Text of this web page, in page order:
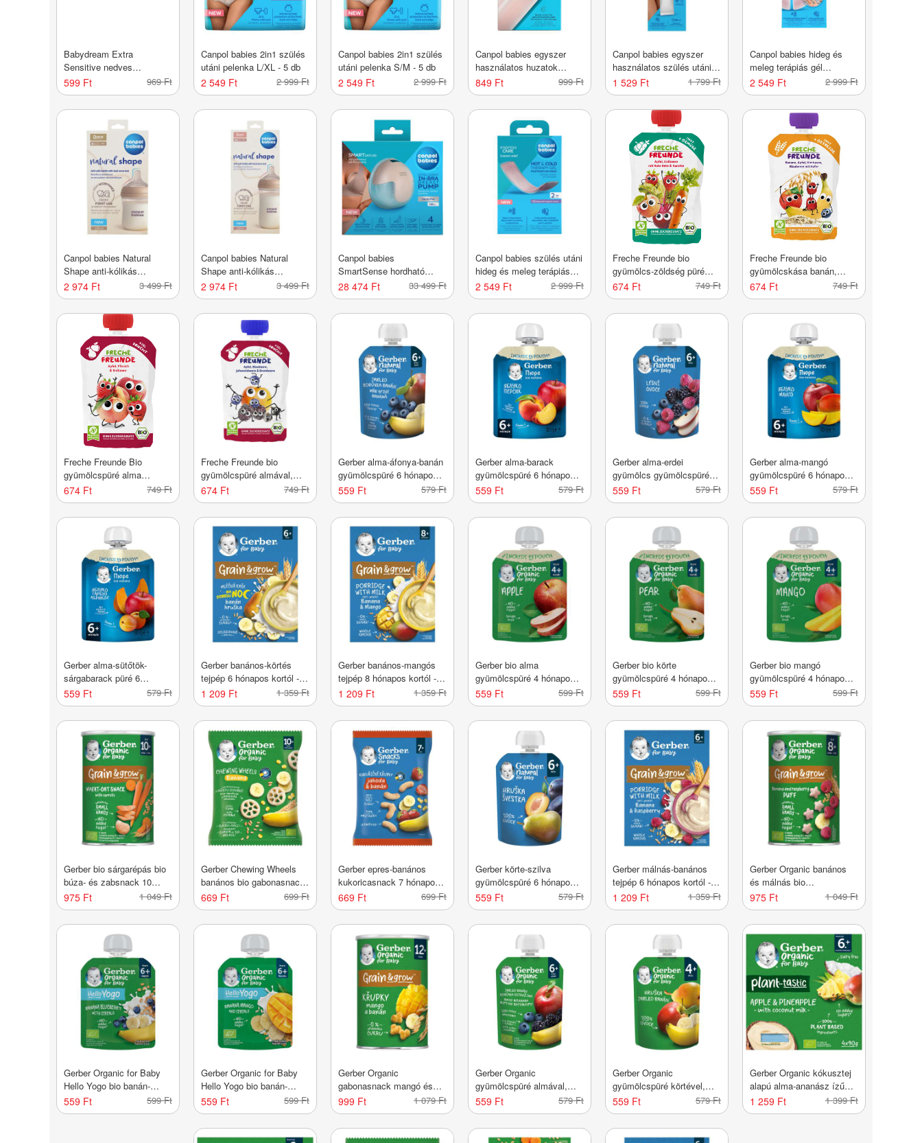
Babydream Extra
Sensitive nedves
törlőkendő - 80 db
599 Ft 969 Ft
Canpol babies 2in1 szülés
utáni pelenka L/XL - 5 db
2 549 Ft 2 999 Ft
Canpol babies 2in1 szülés
utáni pelenka S/M - 5 db
2 549 Ft 2 999 Ft
Canpol babies egyszer
használatos huzatok
szülés utáni gélbetéthez -
12 db
849 Ft 999 Ft
Canpol babies egyszer
használatos szülés utáni
hűsítő betét - 1 db
1 529 Ft 1 799 Ft
Canpol babies hideg és
meleg terápiás gél
mellpárna - 2 db
2 549 Ft 2 999 Ft
Canpol babies Natural
Shape anti-kólikás
cumisüveg 150 ml - 1 db
2 974 Ft 3 499 Ft
Canpol babies Natural
Shape anti-kólikás
cumisüveg 260ml - 1 db
2 974 Ft 3 499 Ft
Canpol babies
SmartSense hordható
elektromos mellszívó - 1
db
28 474 Ft 33 499 Ft
Canpol babies szülés utáni
hideg és meleg terápiás
gélbetét - 2 db
2 549 Ft 2 999 Ft
Freche Freunde bio
gyümölcs-zöldség püré
almával, eperrel, céklával
és sárgarépával - 100 g
674 Ft 749 Ft
Freche Freunde bio
gyümölcskása banán,
alma, málna, áfonya, zab
6 hónapos kortól - 100 g
674 Ft 749 Ft
Freche Freunde Bio
gyümölcspüré alma
őszibarack eper 6 hónapos
kortól - 100 g
674 Ft 749 Ft
Freche Freunde bio
gyümölcspüré almával,
áfonyával, ribizlivel és
szederrel - 100 g
674 Ft 749 Ft
Gerber alma-áfonya-banán
gyümölcspüré 6 hónapos
kortól - 90 g
559 Ft 579 Ft
Gerber alma-barack
gyümölcspüré 6 hónapos
kortól - 90 g
559 Ft 579 Ft
Gerber alma-erdei
gyümölcs gyümölcspüré 6
hónapos kortól - 90 g
559 Ft 579 Ft
Gerber alma-mangó
gyümölcspüré 6 hónapos
kortól - 90 g
559 Ft 579 Ft
Gerber alma-sütőtök-
sárgabarack püré 6
hónapos kortól - 90 g
559 Ft 579 Ft
Gerber banános-körtés
tejpép 6 hónapos kortól -
200 g
1 209 Ft 1 359 Ft
Gerber banános-mangós
tejpép 8 hónapos kortól -
200 g
1 209 Ft 1 359 Ft
Gerber bio alma
gyümölcspüré 4 hónapos
kortól - 80 g
559 Ft 599 Ft
Gerber bio körte
gyümölcspüré 4 hónapos
kortól - 80 g
559 Ft 599 Ft
Gerber bio mangó
gyümölcspüré 4 hónapos
kortól - 80 g
559 Ft 599 Ft
Gerber bio sárgarépás bio
búza- és zabsnack 10
hónapos kortól - 35 g
975 Ft 1 049 Ft
Gerber Chewing Wheels
banános bio gabonasnack
10 hónapos kortól - 28 g
669 Ft 699 Ft
Gerber epres-banános
kukoricasnack 7 hónapos
kortól - 28 g
669 Ft 699 Ft
Gerber körte-szilva
gyümölcspüré 6 hónapos
kortól - 90 g
559 Ft 579 Ft
Gerber málnás-banános
tejpép 6 hónapos kortól -
200 g
1 209 Ft 1 359 Ft
Gerber Organic banános
és málnás bio
gabonasnack 8 hónapos
kortól - 35 g
975 Ft 1 049 Ft
Gerber Organic for Baby
Hello Yogo bio banán-
áfonya gyümölcspüré
gabonával 6 hónapos
559 Ft 599 Ft
Gerber Organic for Baby
Hello Yogo bio banán-
mangó gyümölcspüré
gabonával 6 hónapos
559 Ft 599 Ft
Gerber Organic
gabonasnack mangó és
banán ízesítéssel 12
hónapos kortól - 35 g
999 Ft 1 079 Ft
Gerber Organic
gyümölcspüré almával,
banánnal, áfonyával és
szederrel 6 hónapos kortól
559 Ft 579 Ft
Gerber Organic
gyümölcspüré körtével,
almával és banánnal 4
hónapos kortól - 90 g
559 Ft 579 Ft
Gerber Organic kókusztej
alapú alma-ananász ízű
bio babadesszert 6
hónapos kortól 4 x 90 g -
1 259 Ft 1 399 Ft